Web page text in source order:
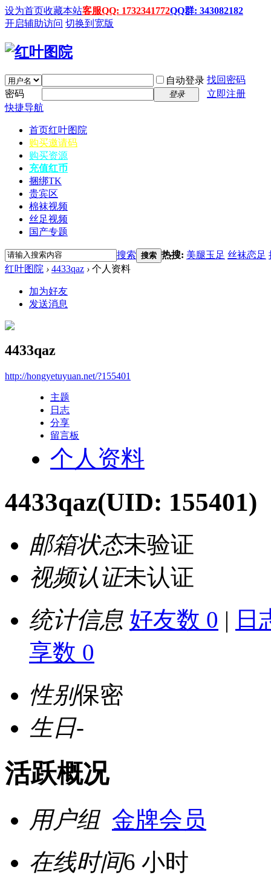
设为首页收藏本站客服QQ: 1732341772QQ群: 343082182
开启辅助访问 切换到宽版
自动登录 找回密码
密码
登录
立即注册
快捷导航
首页红叶图院
购买邀请码
购买资源
充值红币
捆绑TK
贵宾区
棉袜视频
丝足视频
国产专题
搜索 搜索 热搜: 美腿玉足 丝袜恋足
红叶图院 › 4433qaz › 个人资料
加为好友
发送消息
4433qaz
http://hongyetuyuan.net/?155401
主题
日志
分享
留言板
个人资料
4433qaz(UID: 155401)
邮箱状态未验证
视频认证未认证
统计信息 好友数 0 | 日
享数 0
性别保密
生日-
活跃概况
用户组 金牌会员
在线时间6 小时